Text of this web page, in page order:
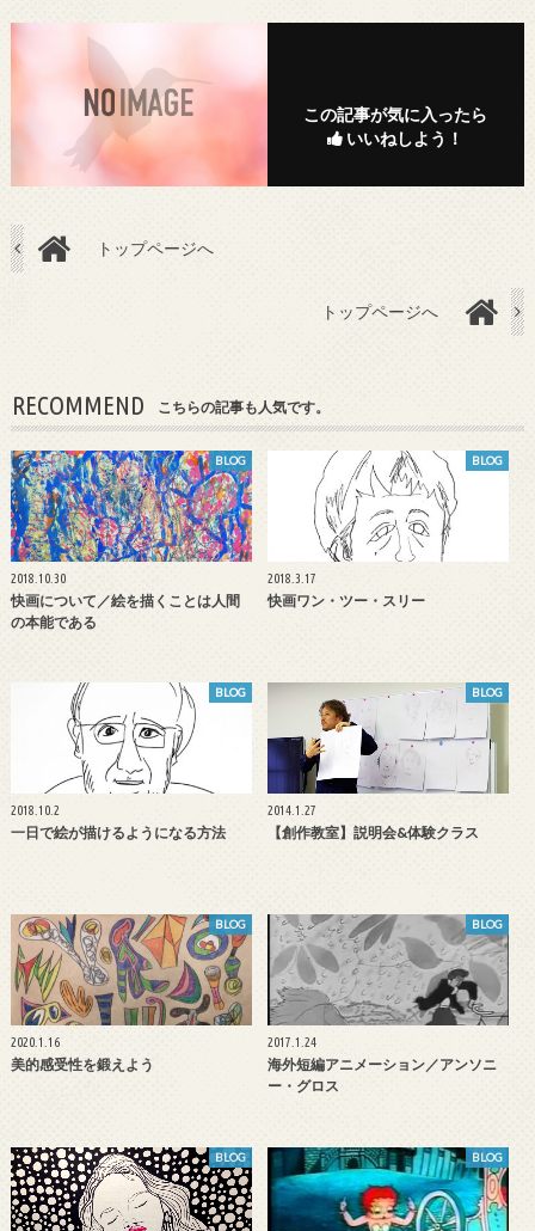
この記事が気に入ったら
いいねしよう！
トップページへ
トップページへ
RECOMMEND こちらの記事も人気です。
BLOG
2018.10.30
快画について／絵を描くことは人間
の本能である
BLOG
2018.3.17
快画ワン・ツー・スリー
BLOG
2018.10.2
一日で絵が描けるようになる方法
BLOG
2014.1.27
【創作教室】説明会&体験クラス
BLOG
2020.1.16
美的感受性を鍛えよう
BLOG
2017.1.24
海外短編アニメーション／アンソニ
ー・グロス
BLOG BLOG